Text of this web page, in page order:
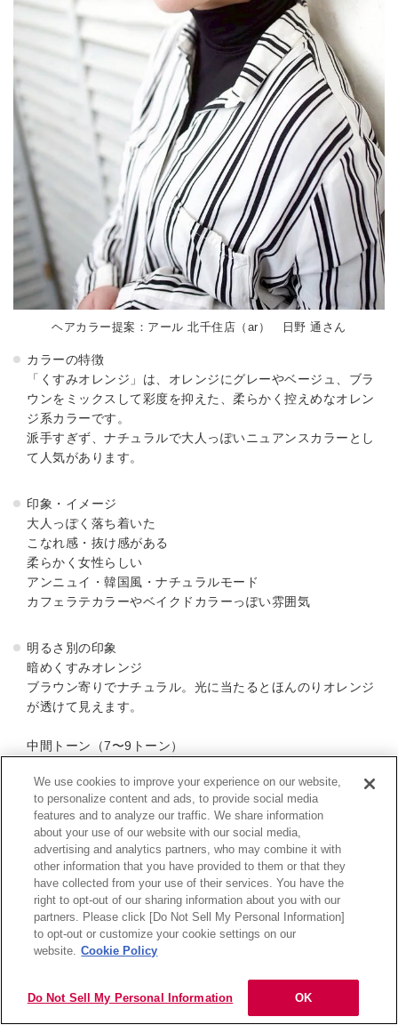
ヘアカラー提案：アール 北千住店（ar） 日野 通さん
カラーの特徴
「くすみオレンジ」は、オレンジにグレーやベージュ、ブラ
ウンをミックスして彩度を抑えた、柔らかく控えめなオレン
ジ系カラーです。
派手すぎず、ナチュラルで大人っぽいニュアンスカラーとし
て人気があります。
印象・イメージ
大人っぽく落ち着いた
こなれ感・抜け感がある
柔らかく女性らしい
アンニュイ・韓国風・ナチュラルモード
カフェラテカラーやベイクドカラーっぽい雰囲気
明るさ別の印象
暗めくすみオレンジ
ブラウン寄りでナチュラル。光に当たるとほんのりオレンジ
が透けて見えます。
中間トーン（7〜9トーン）
両立できます。
明るめ（10〜11トーン）
軽さがありフェミニンな印象に。ブリーチありで透明感をし
っかり出すと、外国人風に近づきます。
似合う人
イエベ秋タイプに特におすすめ。
深みのある暖色系が得意で、くすみカラーとの相性抜群。肌
印象に。
We use cookies to improve your experience on our website,
to personalize content and ads, to provide social media
features and to analyze our traffic. We share information
about your use of our website with our social media,
advertising and analytics partners, who may combine it with
other information that you have provided to them or that they
have collected from your use of their services. You have the
right to opt-out of our sharing information about you with our
partners. Please click [Do Not Sell My Personal Information]
to opt-out or customize your cookie settings on our
website. Cookie Policy
Do Not Sell My Personal Information OK